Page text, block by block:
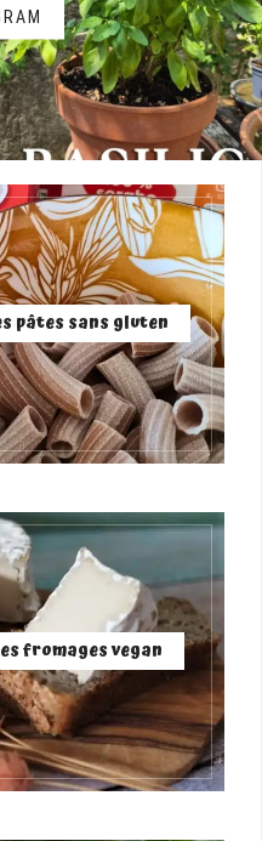
pâtes sans gluten
fromages vegan